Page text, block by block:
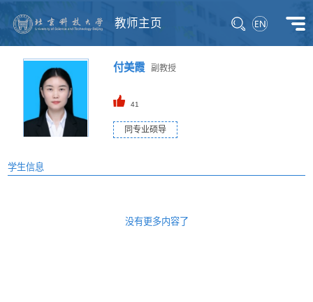
教师主页
付美霞副教授
41
同专业硕导
学生信息
没有更多内容了